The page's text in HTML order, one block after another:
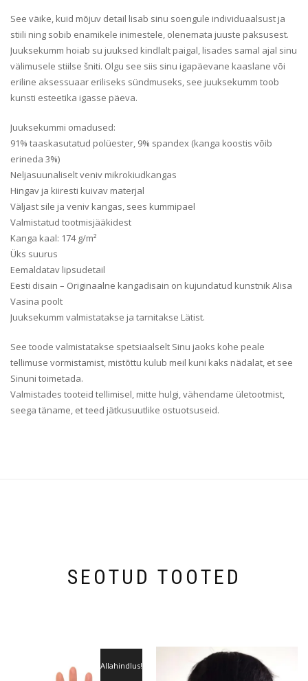
See väike, kuid mõjuv detail lisab sinu soengule individuaalsust ja
stiili ning sobib enamikele inimestele, olenemata juuste paksusest.
Juuksekumm hoiab su juuksed kindlalt paigal, lisades samal ajal sinu
välimusele stiilse šniti. Olgu see siis sinu igapäevane kaaslane või
eriline aksessuaar eriliseks sündmuseks, see juuksekumm toob
kunsti esteetika igasse päeva.
Juuksekummi omadused:
91% taaskasutatud polüester, 9% spandex (kanga koostis võib
erineda 3%)
Neljasuunaliselt veniv mikrokiudkangas
Hingav ja kiiresti kuivav materjal
Väljast sile ja veniv kangas, sees kummipael
Valmistatud tootmisjääkidest
Kanga kaal: 174 g/m²
Üks suurus
Eemaldatav lipsudetail
Eesti disain – Originaalne kangadisain on kujundatud kunstnik Alisa
Vasina poolt
Juuksekumm valmistatakse ja tarnitakse Lätist.
See toode valmistatakse spetsiaalselt Sinu jaoks kohe peale
tellimuse vormistamist, mistõttu kulub meil kuni kaks nädalat, et see
Sinuni toimetada.
Valmistades tooteid tellimisel, mitte hulgi, vähendame ületootmist,
seega täname, et teed jätkusuutlike ostuotsuseid.
SEOTUD TOOTED
Allahindlus!